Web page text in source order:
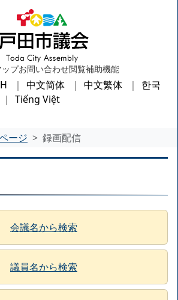
プお問い合わせ閲覧補助機能
中文简体 中文繁体
한국
Tiếng Việt
ージ 録画配信
会議名から検索
議員名から検索